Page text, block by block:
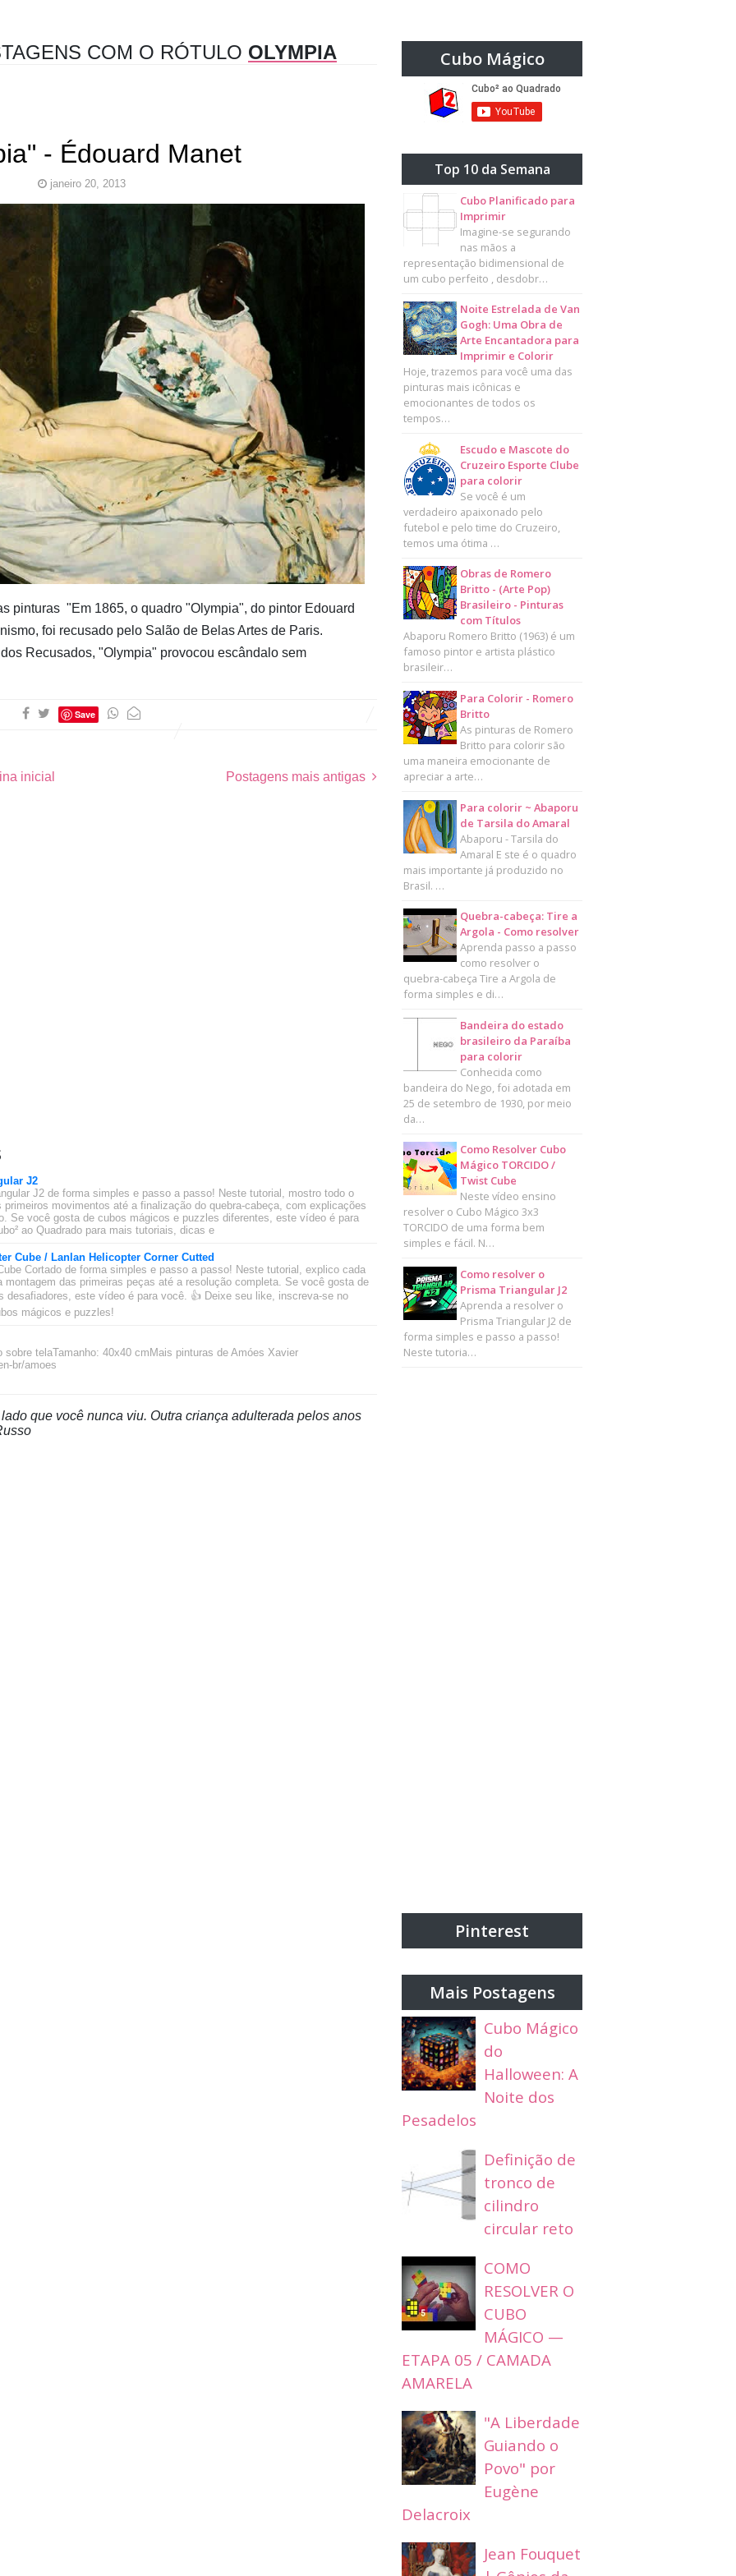
COM O RÓTULO OLYMPIA
- Édouard Manet
janeiro 20, 2013
Cubo ao
Quadrado
pinturas "Em 1865, o quadro "Olympia", do pintor Edouard
foi recusado pelo Salão de Belas Artes de Paris.
Recusados, "Olympia" provocou escândalo sem
Save
Postagens mais antigas
inicial
J2
J2 de forma simples e passo a passo! Neste tutorial, mostro todo o
movimentos até a finalização do quebra-cabeça, com explicações
Se você gosta de cubos mágicos e puzzles diferentes, este vídeo é para
ao Quadrado para mais tutoriais, dicas e
Cube / Lanlan Helicopter Corner Cutted
Cortado de forma simples e passo a passo! Neste tutorial, explico cada
das primeiras peças até a resolução completa. Se você gosta de
desafiadores, este vídeo é para você. 👍 Deixe seu like, inscreva-se no
mágicos e puzzles!
telaTamanho: 40x40 cmMais pinturas de Amóes Xavier
br/amoes
que você nunca viu. Outra criança adulterada pelos anos
Cubo Mágico
Top 10 da Semana
Cubo Planificado para
Imprimir
Imagine-se segurando
nas mãos a
representação bidimensional de
um cubo perfeito , desdobr…
Noite Estrelada de Van
Gogh: Uma Obra de
Arte Encantadora para
Imprimir e Colorir
Hoje, trazemos para você uma das
pinturas mais icônicas e
emocionantes de todos os
tempos…
Escudo e Mascote do
Cruzeiro Esporte Clube
para colorir
Se você é um
verdadeiro apaixonado pelo
futebol e pelo time do Cruzeiro,
temos uma ótima …
Obras de Romero
Britto - (Arte Pop)
Brasileiro - Pinturas
com Títulos
Abaporu Romero Britto (1963) é um
famoso pintor e artista plástico
brasileir…
Para Colorir - Romero
Britto
As pinturas de Romero
Britto para colorir são
uma maneira emocionante de
apreciar a arte…
Para colorir ~ Abaporu
de Tarsila do Amaral
Abaporu - Tarsila do
Amaral E ste é o quadro
mais importante já produzido no
Brasil. …
Quebra-cabeça: Tire a
Argola - Como resolver
Aprenda passo a passo
como resolver o
quebra-cabeça Tire a Argola de
forma simples e di…
Bandeira do estado
brasileiro da Paraíba
para colorir
Conhecida como
bandeira do Nego, foi adotada em
25 de setembro de 1930, por meio
da…
Como Resolver Cubo
Mágico TORCIDO /
Twist Cube
Neste vídeo ensino
resolver o Cubo Mágico 3x3
TORCIDO de uma forma bem
simples e fácil. N…
Como resolver o
Prisma Triangular J2
Aprenda a resolver o
Prisma Triangular J2 de
forma simples e passo a passo!
Neste tutoria…
Pinterest
Mais Postagens
Cubo Mágico
do
Halloween: A
Noite dos
Pesadelos
Definição de
tronco de
cilindro
circular reto
COMO
RESOLVER O
CUBO
MÁGICO —
ETAPA 05 / CAMADA
AMARELA
"A Liberdade
Guiando o
Povo" por
Eugène
Delacroix
Jean Fouquet